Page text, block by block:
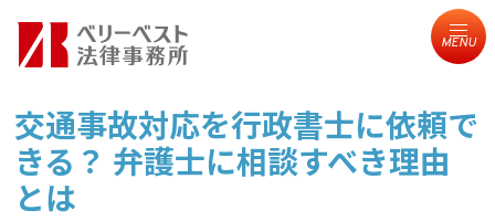
MENU
交通事故対応を行政書士に依頼で
きる？ 弁護士に相談すべき理由
とは